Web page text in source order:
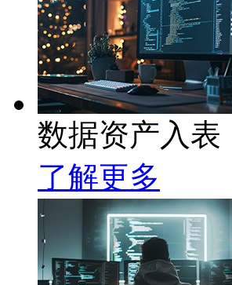
数据资产入表
了解更多